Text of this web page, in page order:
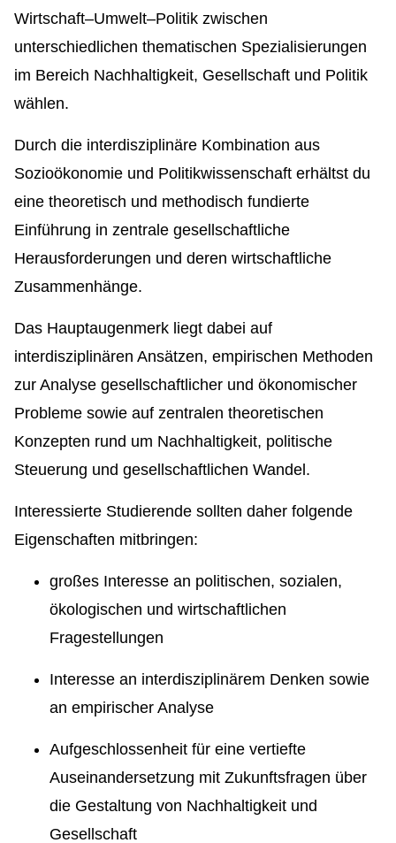
Wirtschaft–Umwelt–Politik zwischen
unterschiedlichen thematischen Spezialisierungen
im Bereich Nachhaltigkeit, Gesellschaft und Politik
wählen.
Durch die interdisziplinäre Kombination aus
Sozioökonomie und Politikwissenschaft erhältst du
eine theoretisch und methodisch fundierte
Einführung in zentrale gesellschaftliche
Herausforderungen und deren wirtschaftliche
Zusammenhänge.
Das Hauptaugenmerk liegt dabei auf
interdisziplinären Ansätzen, empirischen Methoden
zur Analyse gesellschaftlicher und ökonomischer
Probleme sowie auf zentralen theoretischen
Konzepten rund um Nachhaltigkeit, politische
Steuerung und gesellschaftlichen Wandel.
Interessierte Studierende sollten daher folgende
Eigenschaften mitbringen:
großes Interesse an politischen, sozialen,
ökologischen und wirtschaftlichen
Fragestellungen
Interesse an interdisziplinärem Denken sowie
an empirischer Analyse
Aufgeschlossenheit für eine vertiefte
Auseinandersetzung mit Zukunftsfragen über
die Gestaltung von Nachhaltigkeit und
Gesellschaft